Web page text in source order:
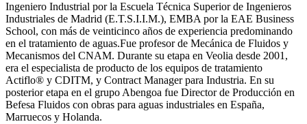
Ingeniero Industrial por la Escuela Técnica Superior de Ingenieros
Industriales de Madrid (E.T.S.I.I.M.), EMBA por la EAE Business
School, con más de veinticinco años de experiencia predominando
en el tratamiento de aguas.Fue profesor de Mecánica de Fluidos y
Mecanismos del CNAM. Durante su etapa en Veolia desde 2001,
era el especialista de producto de los equipos de tratamiento
Actiflo® y CDITM, y Contract Manager para Industria. En su
posterior etapa en el grupo Abengoa fue Director de Producción en
Befesa Fluidos con obras para aguas industriales en España,
Marruecos y Holanda.